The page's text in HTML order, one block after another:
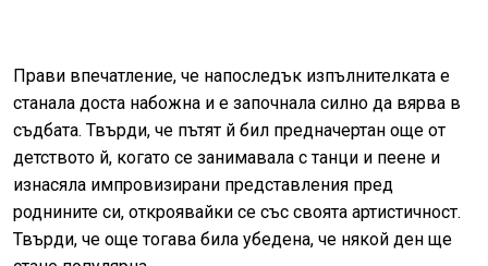
Прави впечатление, че напоследък изпълнителката е
станала доста набожна и е започнала силно да вярва в
съдбата. Твърди, че пътят й бил предначертан още от
детството й, когато се занимавала с танци и пеене и
изнасяла импровизирани представления пред
роднините си, откроявайки се със своята артистичност.
Твърди, че още тогава била убедена, че някой ден ще